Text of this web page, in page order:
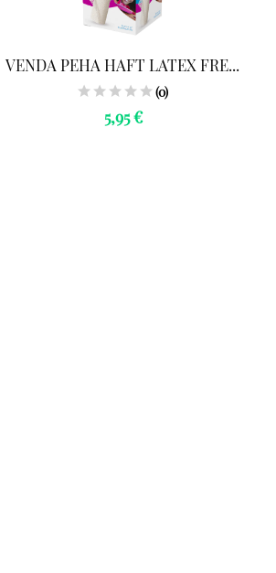
VENDA PEHA HAFT LATEX FRE...
(0)
5,95 €